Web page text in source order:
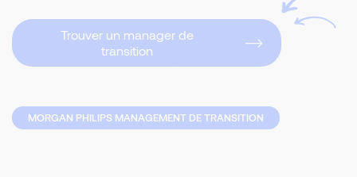
Trouver un manager de
transition
MORGAN PHILIPS MANAGEMENT DE TRANSITION